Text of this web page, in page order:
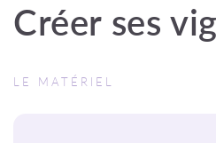
Créer ses
LE MATÉRIEL